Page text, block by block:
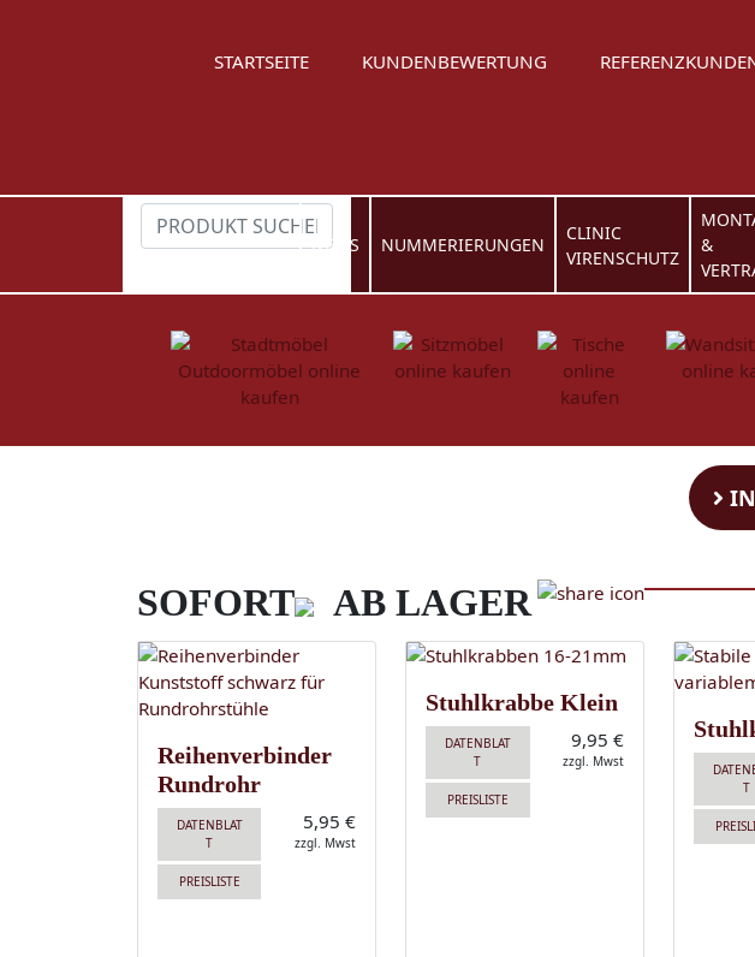
STARTSEITE KUNDENBEWERTUNG
NEWS NUMMERIERUNGEN
CLINIC
VIRENSCHUTZ
&
SOFORT AB LAGER
Reihenverbinder
Rundrohr
DATENBLAT
T
PREISLISTE
5,95 €
zzgl. Mwst
Stuhlkrabbe Klein
DATENBLAT
T
PREISLISTE
9,95 €
zzgl. Mwst
T